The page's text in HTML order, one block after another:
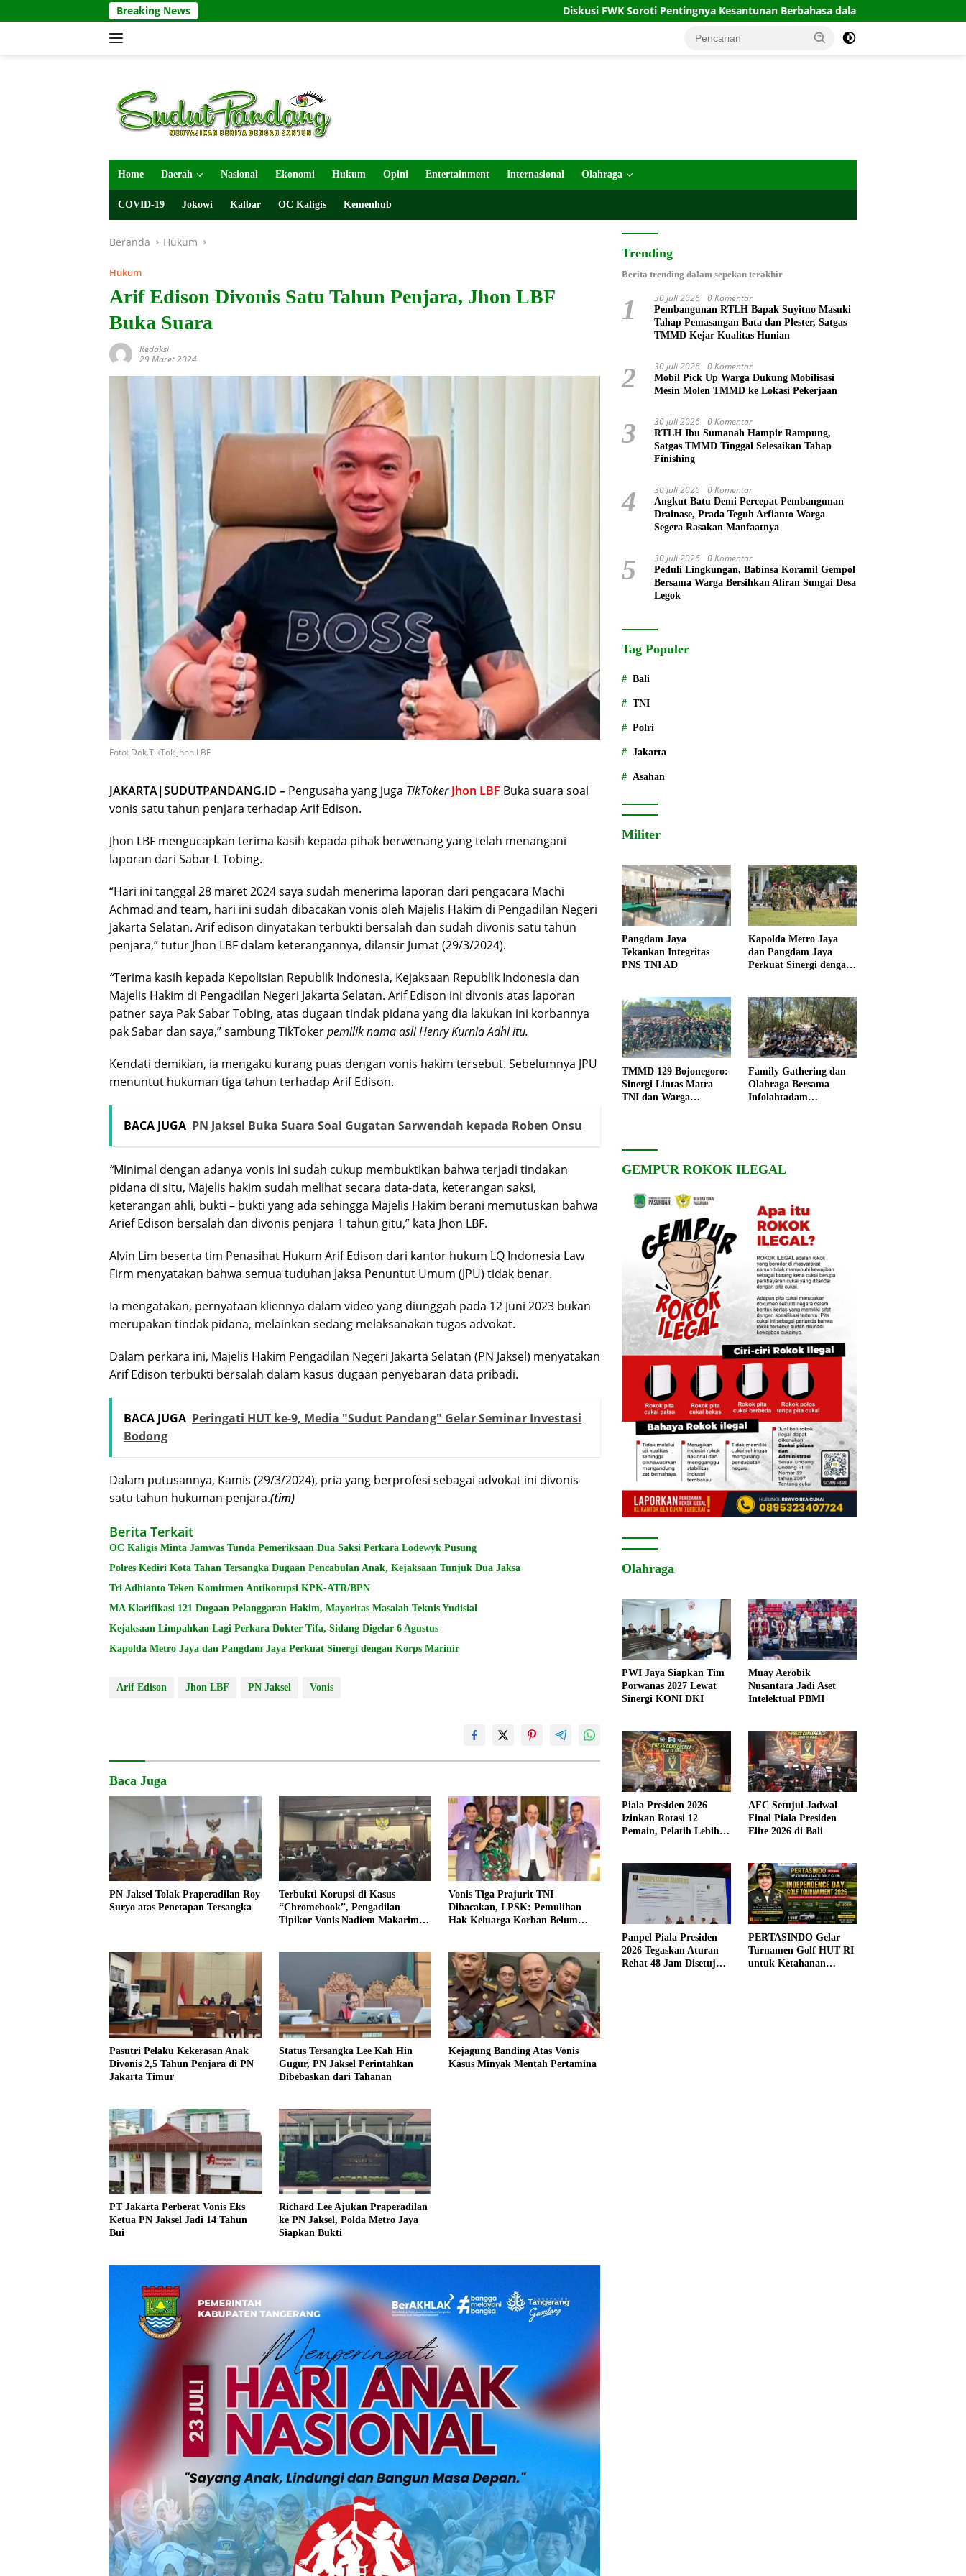
ke
Breaking News Diskusi FWK Soroti Pentingnya Kesantunan Berbahasa dalam Komunikasi Publik
Home Daerah Nasional Ekonomi Hukum Opini Entertainment Internasional Olahraga
COVID-19 Jokowi Kalbar OC Kaligis Kemenhub
Beranda Hukum
Hukum
Arif Edison Divonis Satu Tahun Penjara, Jhon LBF
Buka Suara
Redaksi
29 Maret 2024
Foto: Dok.TikTok Jhon LBF
JAKARTA|SUDUTPANDANG.ID – Pengusaha yang juga TikToker Jhon LBF Buka suara soal
vonis satu tahun penjara terhadap Arif Edison.
Jhon LBF mengucapkan terima kasih kepada pihak berwenang yang telah menangani
laporan dari Sabar L Tobing.
“Hari ini tanggal 28 maret 2024 saya sudah menerima laporan dari pengacara Machi
Achmad and team, hari ini sudah dibacakan vonis oleh Majelis Hakim di Pengadilan Negeri
Jakarta Selatan. Arif edison dinyatakan terbukti bersalah dan sudah divonis satu tahun
penjara,” tutur Jhon LBF dalam keterangannya, dilansir Jumat (29/3/2024).
“Terima kasih kepada Kepolisian Republik Indonesia, Kejaksaan Republik Indonesia dan
Majelis Hakim di Pengadilan Negeri Jakarta Selatan. Arif Edison ini divonis atas laporan
patner saya Pak Sabar Tobing, atas dugaan tindak pidana yang dia lakukan ini korbannya
pak Sabar dan saya,” sambung TikTokerpemilik nama asli Henry Kurnia Adhi itu.
Kendati demikian, ia mengaku kurang puas dengan vonis hakim tersebut. Sebelumnya JPU
menuntut hukuman tiga tahun terhadap Arif Edison.
BACA JUGA PN Jaksel Buka Suara Soal Gugatan Sarwendah kepada Roben Onsu
“Minimal dengan adanya vonis ini sudah cukup membuktikan bahwa terjadi tindakan
pidana di situ, Majelis hakim sudah melihat secara data-data, keterangan saksi,
keterangan ahli, bukti – bukti yang ada sehingga Majelis Hakim berani memutuskan bahwa
Arief Edison bersalah dan divonis penjara 1 tahun gitu,” kata Jhon LBF.
Alvin Lim beserta tim Penasihat Hukum Arif Edison dari kantor hukum LQ Indonesia Law
Firm menyatakan bahwa semua tuduhan Jaksa Penuntut Umum (JPU) tidak benar.
Ia mengatakan, pernyataan kliennya dalam video yang diunggah pada 12 Juni 2023 bukan
merupakan tindak pidana, melainkan sedang melaksanakan tugas advokat.
Dalam perkara ini, Majelis Hakim Pengadilan Negeri Jakarta Selatan (PN Jaksel) menyatakan
Arif Edison terbukti bersalah dalam kasus dugaan penyebaran data pribadi.
BACA JUGA Peringati HUT ke-9, Media "Sudut Pandang" Gelar Seminar Investasi
Bodong
Dalam putusannya, Kamis (29/3/2024), pria yang berprofesi sebagai advokat ini divonis
satu tahun hukuman penjara.(tim)
Berita Terkait
OC Kaligis Minta Jamwas Tunda Pemeriksaan Dua Saksi Perkara Lodewyk Pusung
Polres Kediri Kota Tahan Tersangka Dugaan Pencabulan Anak, Kejaksaan Tunjuk Dua Jaksa
Tri Adhianto Teken Komitmen Antikorupsi KPK-ATR/BPN
MA Klarifikasi 121 Dugaan Pelanggaran Hakim, Mayoritas Masalah Teknis Yudisial
Kejaksaan Limpahkan Lagi Perkara Dokter Tifa, Sidang Digelar 6 Agustus
Kapolda Metro Jaya dan Pangdam Jaya Perkuat Sinergi dengan Korps Marinir
Arif Edison Jhon LBF PN Jaksel Vonis
Baca Juga
PN Jaksel Tolak Praperadilan Roy
Suryo atas Penetapan Tersangka
Terbukti Korupsi di Kasus
“Chromebook”, Pengadilan
Tipikor Vonis Nadiem Makarim
Vonis Tiga Prajurit TNI
Dibacakan, LPSK: Pemulihan
Hak Keluarga Korban Belum
Pasutri Pelaku Kekerasan Anak
Divonis 2,5 Tahun Penjara di PN
Jakarta Timur
Status Tersangka Lee Kah Hin
Gugur, PN Jaksel Perintahkan
Dibebaskan dari Tahanan
Kejagung Banding Atas Vonis
Kasus Minyak Mentah Pertamina
PT Jakarta Perberat Vonis Eks
Ketua PN Jaksel Jadi 14 Tahun
Bui
Richard Lee Ajukan Praperadilan
ke PN Jaksel, Polda Metro Jaya
Siapkan Bukti
Trending
Berita trending dalam sepekan terakhir
1 30 Juli 2026 0 Komentar
Pembangunan RTLH Bapak Suyitno Masuki
Tahap Pemasangan Bata dan Plester, Satgas
TMMD Kejar Kualitas Hunian
2 30 Juli 2026 0 Komentar
Mobil Pick Up Warga Dukung Mobilisasi
Mesin Molen TMMD ke Lokasi Pekerjaan
3 30 Juli 2026 0 Komentar
RTLH Ibu Sumanah Hampir Rampung,
Satgas TMMD Tinggal Selesaikan Tahap
Finishing
4 30 Juli 2026 0 Komentar
Angkut Batu Demi Percepat Pembangunan
Drainase, Prada Teguh Arfianto Warga
Segera Rasakan Manfaatnya
5 30 Juli 2026 0 Komentar
Peduli Lingkungan, Babinsa Koramil Gempol
Bersama Warga Bersihkan Aliran Sungai Desa
Legok
Tag Populer
Bali
TNI
Polri
Jakarta
Asahan
Militer
Pangdam Jaya
Tekankan Integritas
PNS TNI AD
Kapolda Metro Jaya
dan Pangdam Jaya
Perkuat Sinergi dengan
TMMD 129 Bojonegoro:
Sinergi Lintas Matra
TNI dan Warga
Family Gathering dan
Olahraga Bersama
Infolahtadam
GEMPUR ROKOK ILEGAL
Olahraga
PWI Jaya Siapkan Tim
Porwanas 2027 Lewat
Sinergi KONI DKI
Muay Aerobik
Nusantara Jadi Aset
Intelektual PBMI
Piala Presiden 2026
Izinkan Rotasi 12
Pemain, Pelatih Lebih
AFC Setujui Jadwal
Final Piala Presiden
Elite 2026 di Bali
Panpel Piala Presiden
2026 Tegaskan Aturan
Rehat 48 Jam Disetujui
PERTASINDO Gelar
Turnamen Golf HUT RI
untuk Ketahanan